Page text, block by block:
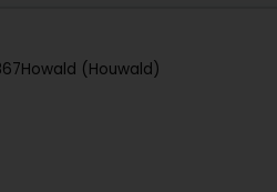
Howald (Houwald)